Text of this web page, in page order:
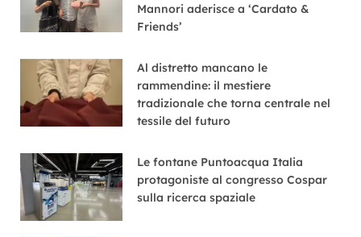
Mannori aderisce a ‘Cardato &
Friends’
Al distretto mancano le
rammendine: il mestiere
tradizionale che torna centrale nel
tessile del futuro
Le fontane Puntoacqua Italia
protagoniste al congresso Cospar
sulla ricerca spaziale